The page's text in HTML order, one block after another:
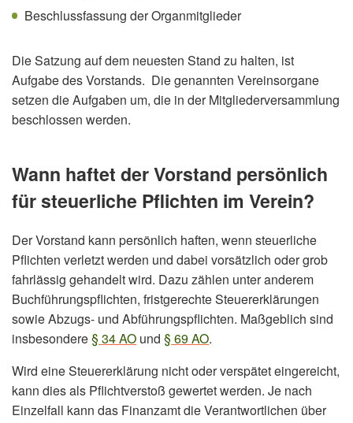
Beschlussfassung der Organmitglieder
Die Satzung auf dem neuesten Stand zu halten, ist
Aufgabe des Vorstands. Die genannten Vereinsorgane
setzen die Aufgaben um, die in der Mitgliederversammlung
beschlossen werden.
Wann haftet der Vorstand persönlich
für steuerliche Pflichten im Verein?
Der Vorstand kann persönlich haften, wenn steuerliche
Pflichten verletzt werden und dabei vorsätzlich oder grob
fahrlässig gehandelt wird. Dazu zählen unter anderem
Buchführungspflichten, fristgerechte Steuererklärungen
sowie Abzugs- und Abführungspflichten. Maßgeblich sind
insbesondere§ 34 AO und § 69 AO.
Wird eine Steuererklärung nicht oder verspätet eingereicht,
kann dies als Pflichtverstoß gewertet werden. Je nach
Einzelfall kann das Finanzamt die Verantwortlichen über